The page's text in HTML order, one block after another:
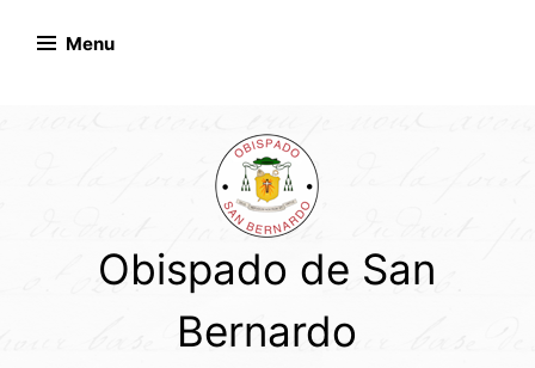
Menu
Obispado de San
Bernardo